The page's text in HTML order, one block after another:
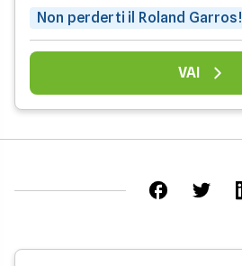
Non perderti il Roland Garros!
VAI